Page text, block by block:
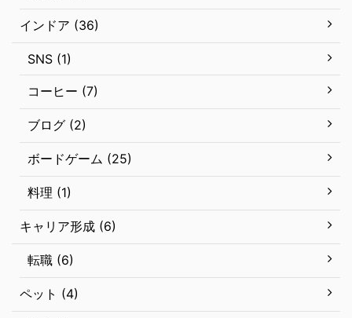
インドア (36)
SNS (1)
コーヒー (7)
ブログ (2)
ボードゲーム (25)
料理 (1)
キャリア形成 (6)
転職 (6)
ペット (4)